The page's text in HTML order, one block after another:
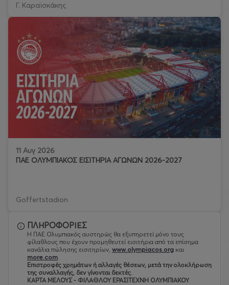
Γ. Καραϊσκάκης
11 Αυγ 2026
ΠΑΕ ΟΛΥΜΠΙΑΚΟΣ ΕΙΣΙΤΗΡΙΑ ΑΓΩΝΩΝ 2026-2027
Goffertstadion
ΠΛΗΡΟΦΟΡΙΕΣ
Η ΠΑΕ Ολυμπιακός αυστηρώς θα εξυπηρετεί μόνο τους
φίλαθλους που έχουν προμηθευτεί εισιτήρια από τα επίσημα
κανάλια πώλησης εισιτηρίων, www.olympiacos.org και
more.com.
Eπιστροφές χρημάτων ή αλλαγές θέσεων, μετά την ολοκλήρωση
της συναλλαγής, δεν γίνονται δεκτές.
ΚΑΡΤΑ ΜΕΛΟΥΣ - ΦΙΛΑΘΛΟΥ ΕΡΑΣΙΤΕΧΝΗ ΟΛΥΜΠΙΑΚΟΥ